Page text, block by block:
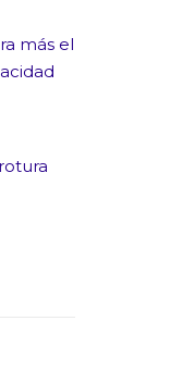
más el